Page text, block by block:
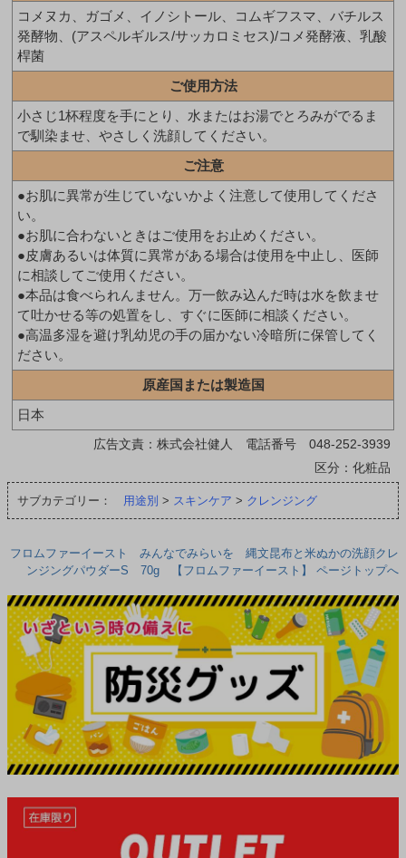
コメヌカ、ガゴメ、イノシトール、コムギフスマ、バチルス
発酵物、(アスペルギルス/サッカロミセス)/コメ発酵液、乳酸
桿菌
ご使用方法
小さじ1杯程度を手にとり、水またはお湯でとろみがでるま
で馴染ませ、やさしく洗顔してください。
ご注意
●お肌に異常が生じていないかよく注意して使用してくださ
い。
●お肌に合わないときはご使用をお止めください。
●皮膚あるいは体質に異常がある場合は使用を中止し、医師
に相談してご使用ください。
●本品は食べられんません。万一飲み込んだ時は水を飲ませ
て吐かせる等の処置をし、すぐに医師に相談ください。
●高温多湿を避け乳幼児の手の届かない冷暗所に保管してく
ださい。
原産国または製造国
日本
広告文責：株式会社健人 電話番号 048-252-3939
区分：化粧品
サブカテゴリー： 用途別 > スキンケア > クレンジング
フロムファーイースト みんなでみらいを 縄文昆布と米ぬかの洗顔クレ
ンジングパウダーS 70g 【フロムファーイースト】 ページトップへ